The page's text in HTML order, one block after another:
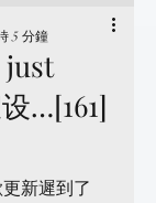
just
…[161]
5 分鐘
新遲到了